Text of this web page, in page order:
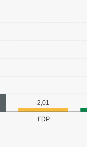
FDP
2,01